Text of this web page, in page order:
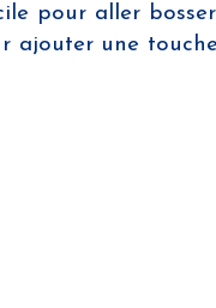
pour aller
ajouter une